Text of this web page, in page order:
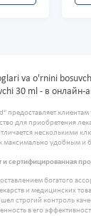
va o'rnini
30 ml - в онлайн-
предоставляет
для приобретения
несколькими
максимально удобным и
сертифицированная
богатого
и медицинских
строгий контроль
в его